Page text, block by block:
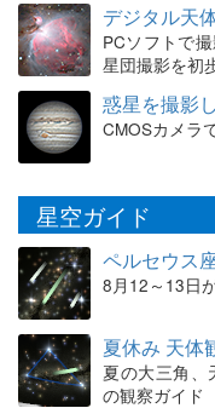
デジタル天
PCソフトで
星団撮影を初
惑星を撮影
CMOSカメラ
星空ガイド
ペルセウス
8月12～13日
夏休み 天体
夏の大三角、
の観察ガイド